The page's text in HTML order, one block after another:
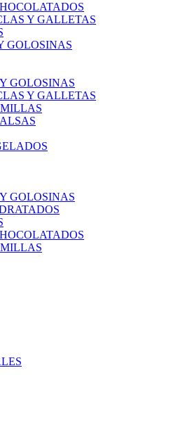
Y GALLETAS
GOLOSINAS
GOLOSINAS
Y GALLETAS
GOLOSINAS